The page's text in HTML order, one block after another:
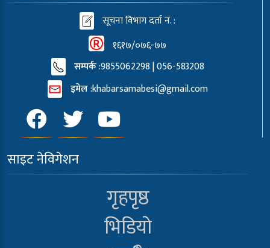
सूचना विभाग दर्ता नं. :
१६१७/०७६-७७
सम्पर्क:9855062298 | 056-583208
इमेल:khabarsamabesi@gmail.com
साइट नेविगेशन
गृहपृष्ठ
भिडियो